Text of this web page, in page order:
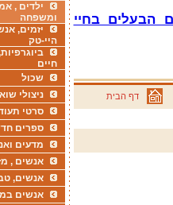
הבעלים בחיי
דף הבית
ילדים ,
ומשפחה
יזמים,
היי-טק
חיים
שכול
ניצולי
סרטי
ספרים
מדעים
אנשים ,
אנשים,
אנשים